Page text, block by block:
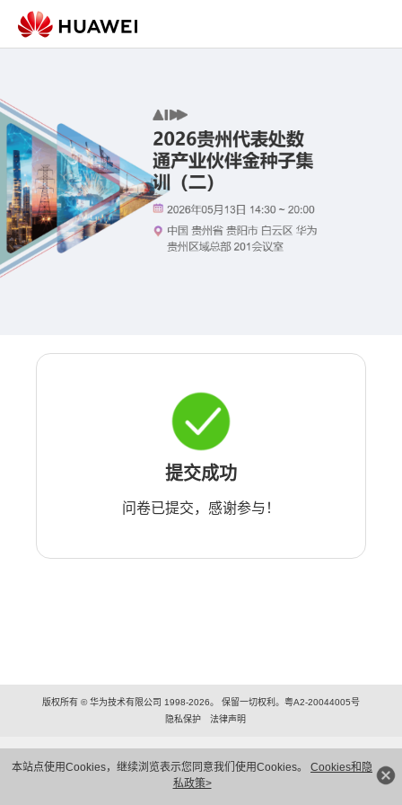
本站点使用Cookies，继续浏览表示您同意我们使用Cookies。 Cookies和隐
私政策>
提交成功
问卷已提交，感谢参与！
版权所有 © 华为技术有限公司 1998-2026。 保留一切权利。粤A2-20044005号
隐私保护
法律声明